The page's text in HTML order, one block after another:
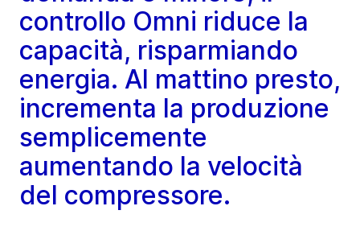
controllo Omni riduce la
capacità, risparmiando
energia. Al mattino presto,
incrementa la produzione
semplicemente
aumentando la velocità
del compressore.